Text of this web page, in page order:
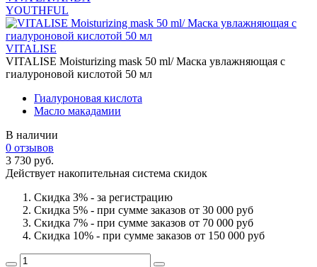
YOUTHFUL
VITALISE
VITALISE Moisturizing mask 50 ml/ Маска увлажняющая с
гиалуроновой кислотой 50 мл
Гиалуроновая кислота
Масло макадамии
В наличии
0 отзывов
3 730 руб.
Действует накопительная система скидок
Скидка 3% - за регистрацию
Скидка 5% - при сумме заказов от 30 000 руб
Скидка 7% - при сумме заказов от 70 000 руб
Скидка 10% - при сумме заказов от 150 000 руб